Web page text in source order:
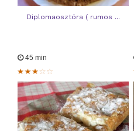
Diplomaosztóra ( rumos ...
45 min